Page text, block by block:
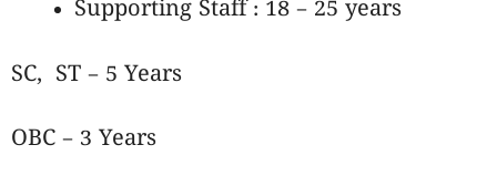
Supporting Staff : 18 – 25 years
SC, ST – 5 Years
OBC – 3 Years